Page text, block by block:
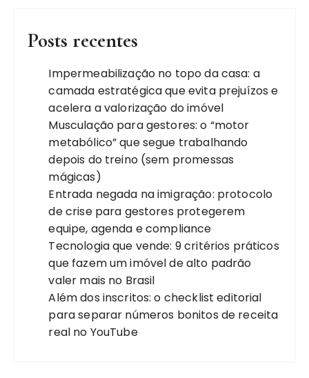
Posts recentes
Impermeabilização no topo da casa: a
camada estratégica que evita prejuízos e
acelera a valorização do imóvel
Musculação para gestores: o “motor
metabólico” que segue trabalhando
depois do treino (sem promessas
mágicas)
Entrada negada na imigração: protocolo
de crise para gestores protegerem
equipe, agenda e compliance
Tecnologia que vende: 9 critérios práticos
que fazem um imóvel de alto padrão
valer mais no Brasil
Além dos inscritos: o checklist editorial
para separar números bonitos de receita
real no YouTube